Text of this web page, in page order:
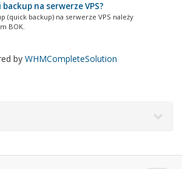
backup na serwerze VPS?
(quick backup) na serwerze VPS należy
BOK.
by WHMCompleteSolution